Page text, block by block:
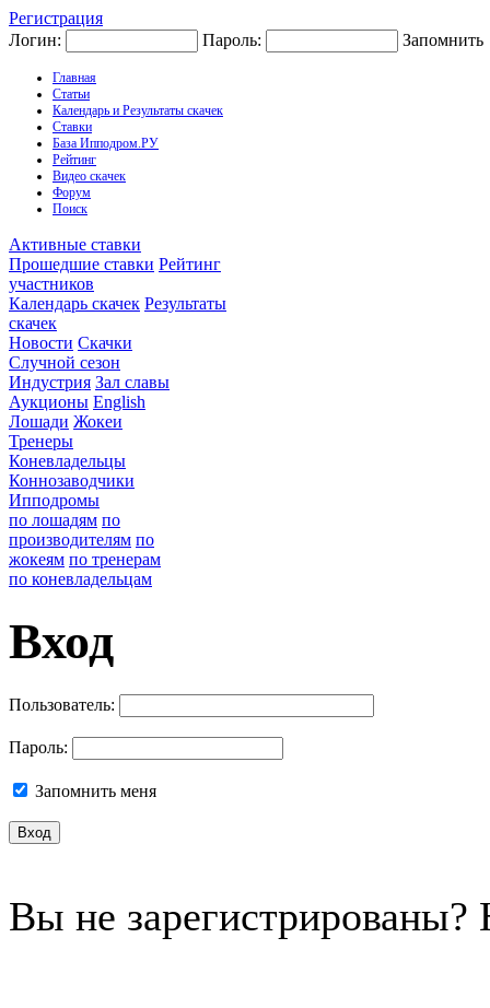
Регистрация
Логин:
Пароль: Запомнить
Главная
Статьи
Календарь и Результаты скачек
Ставки
База Ипподром.РУ
Рейтинг
Видео скачек
Форум
Поиск
Активные ставки
Прошедшие ставки Рейтинг
участников
Календарь скачек Результаты
скачек
Новости Скачки
Случной сезон
Индустрия Зал славы
Аукционы English
Лошади Жокеи
Тренеры
Коневладельцы
Коннозаводчики
Ипподромы
по лошадям по
производителям по
жокеям по тренерам
по коневладельцам
Вход
Пользователь:
Пароль:
Запомнить меня
Вы не